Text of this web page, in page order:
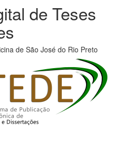
de Teses
de São José do Rio Preto